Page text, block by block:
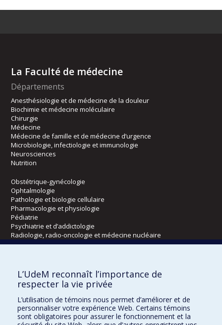
La Faculté de médecine
Départements
Anesthésiologie et de médecine de la douleur
Biochimie et médecine moléculaire
Chirurgie
Médecine
Médecine de famille et de médecine d’urgence
Microbiologie, infectiologie et immunologie
Neurosciences
Nutrition
Obstétrique-gynécologie
Ophtalmologie
Pathologie et biologie cellulaire
Pharmacologie et physiologie
Pédiatrie
Psychiatrie et d’addictologie
Radiologie, radio-oncologie et médecine nucléaire
Écoles
Kinésiologie et des sciences de l’activité physique
Orthophonie et audiologie
Réadaptation
L’UdeM reconnaît l’importance de
respecter la vie privée
L’utilisation de témoins nous permet d’améliorer et de
personnaliser votre expérience Web. Certains témoins
sont obligatoires pour assurer le fonctionnement et la